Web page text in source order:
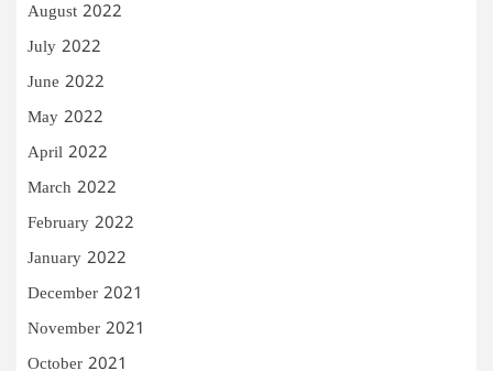
August 2022
July 2022
June 2022
May 2022
April 2022
March 2022
February 2022
January 2022
December 2021
November 2021
October 2021